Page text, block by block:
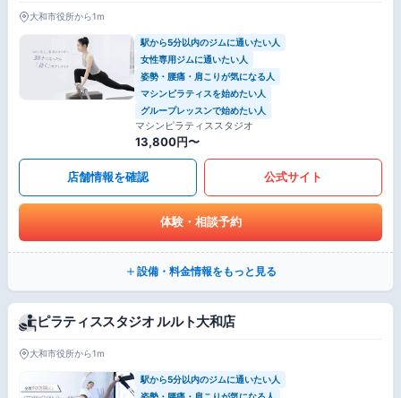
大和市役所から1m
駅から5分以内のジムに通いたい人
女性専用ジムに通いたい人
姿勢・腰痛・肩こりが気になる人
マシンピラティスを始めたい人
グループレッスンで始めたい人
マシンピラティススタジオ
13,800円〜
店舗情報を確認 公式サイト
体験・相談予約
設備・料金情報をもっと見る
ピラティススタジオ ルルト大和店
大和市役所から1m
駅から5分以内のジムに通いたい人